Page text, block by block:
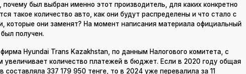
был выбран именно этот производитель, для каких конкретно
такое количество авто, как они будут распределены и что стало с
которые они заменят? На момент написания материала официальный
получен.
Hyundai Trans Kazakhstan, по данным Налогового комитета, с
увеличивает количество платежей в бюджет. Если в 2020 году общая
составляла 337 179 950 тенге, то в 2024 уже перевалила за 11